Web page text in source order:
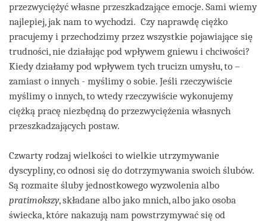
przezwyciężyć własne przeszkadzające emocje. Sami wiemy
najlepiej, jak nam to wychodzi. Czy naprawdę ciężko
pracujemy i przechodzimy przez wszystkie pojawiające się
trudności, nie działając pod wpływem gniewu i chciwości?
Kiedy działamy pod wpływem tych trucizn umysłu, to –
zamiast o innych - myślimy o sobie. Jeśli rzeczywiście
myślimy o innych, to wtedy rzeczywiście wykonujemy
ciężką pracę niezbędną do przezwyciężenia własnych
przeszkadzających postaw.
Czwarty rodzaj wielkości to wielkie utrzymywanie
dyscypliny, co odnosi się do dotrzymywania swoich ślubów.
Są rozmaite śluby jednostkowego wyzwolenia albo
pratimokszy, składane albo jako mnich, albo jako osoba
świecka, które nakazują nam powstrzymywać się od